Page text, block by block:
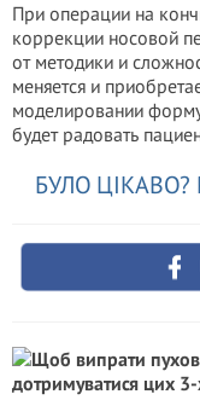
При операции на
коррекции носовой
от методики и
меняется и
моделировании
будет радовать
БУЛО